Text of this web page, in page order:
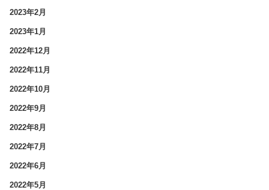
2023年2月
2023年1月
2022年12月
2022年11月
2022年10月
2022年9月
2022年8月
2022年7月
2022年6月
2022年5月